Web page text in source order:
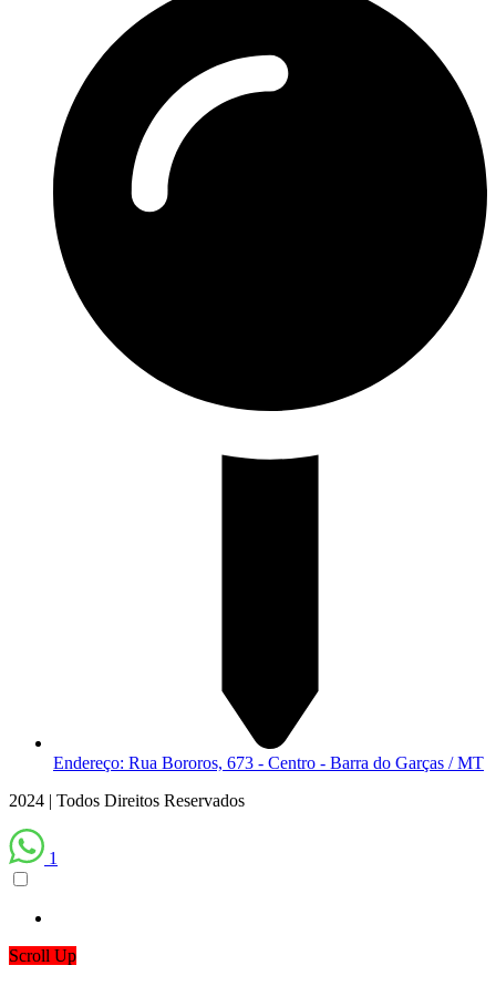
Endereço: Rua Bororos, 673 - Centro - Barra do Garças / MT
2024 | Todos Direitos Reservados
1
Scroll Up